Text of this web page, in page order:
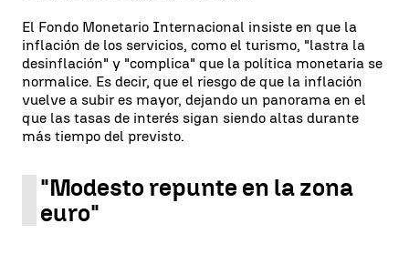
El Fondo Monetario Internacional insiste en que la
inflación de los servicios, como el turismo, "lastra la
desinflación" y "complica" que la política monetaria se
normalice. Es decir, que el riesgo de que la inflación
vuelve a subir es mayor, dejando un panorama en el
que las tasas de interés sigan siendo altas durante
más tiempo del previsto.
"Modesto repunte en la zona
euro"